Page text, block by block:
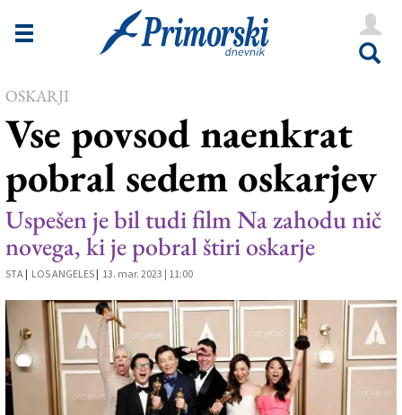
Novice
Goriška
Kultura
Šport
Še
Vreme
Uredništvo
Oglasi
OSKARJI
Vse povsod naenkrat
pobral sedem oskarjev
Uspešen je bil tudi film Na zahodu nič
novega, ki je pobral štiri oskarje
STA | LOS ANGELES | 13. mar. 2023 | 11:00